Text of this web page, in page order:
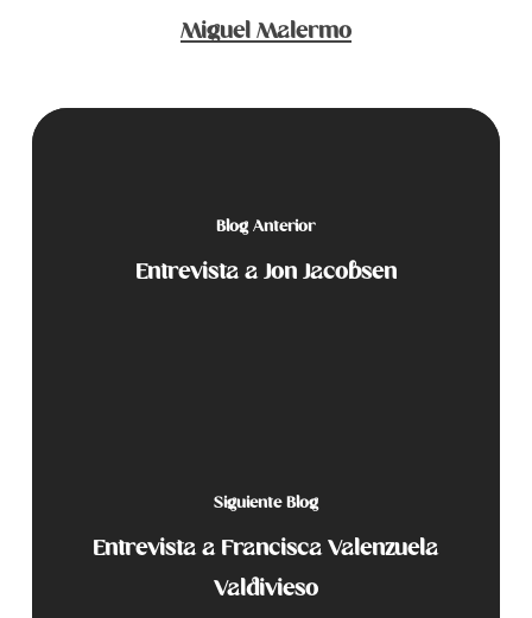
Miguel Malermo
Blog Anterior
Entrevista a Jon Jacobsen
Siguiente Blog
Entrevista a Francisca Valenzuela
Valdivieso